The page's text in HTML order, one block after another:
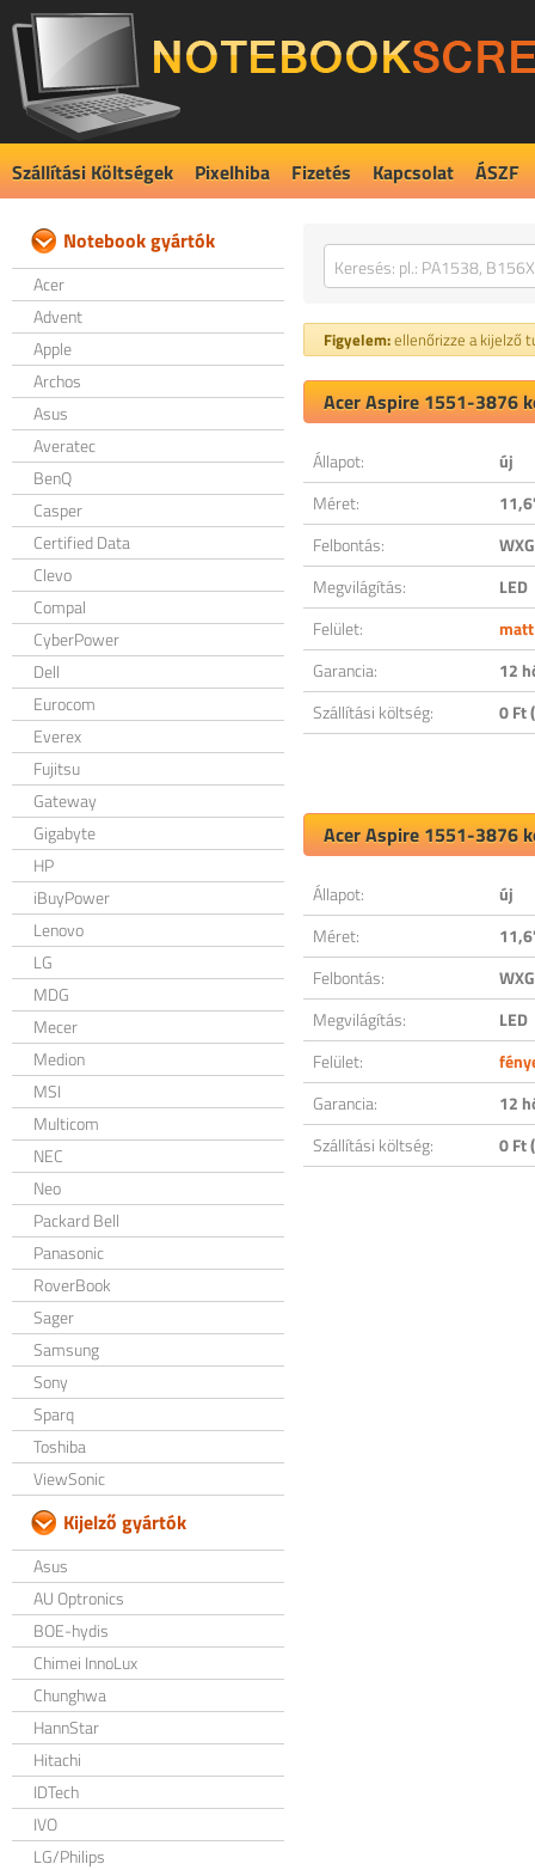
Szállítási Költségek Pixelhiba Fizetés Kapcsolat ÁSZF
Notebook gyártók
Acer
Advent
Apple
Archos
Asus
Averatec
BenQ
Casper
Certified Data
Clevo
Compal
CyberPower
Dell
Eurocom
Everex
Fujitsu
Gateway
Gigabyte
HP
iBuyPower
Lenovo
LG
MDG
Mecer
Medion
MSI
Multicom
NEC
Neo
Packard Bell
Panasonic
RoverBook
Sager
Samsung
Sony
Sparq
Toshiba
ViewSonic
Kijelző gyártók
Asus
AU Optronics
BOE-hydis
Chimei InnoLux
Chunghwa
HannStar
Hitachi
IDTech
IVO
LG/Philips
Figyelem:ellenőrizze a kijelző
Acer Aspire 1551-3876
Állapot:
új
Méret:
Felbontás:
Megvilágítás:
LED
Felület:
matt
Garancia:
12
Szállítási költség:
0 Ft
Acer Aspire 1551-3876
Állapot:
új
Méret:
Felbontás:
Megvilágítás:
LED
Felület:
Garancia:
12
Szállítási költség:
0 Ft